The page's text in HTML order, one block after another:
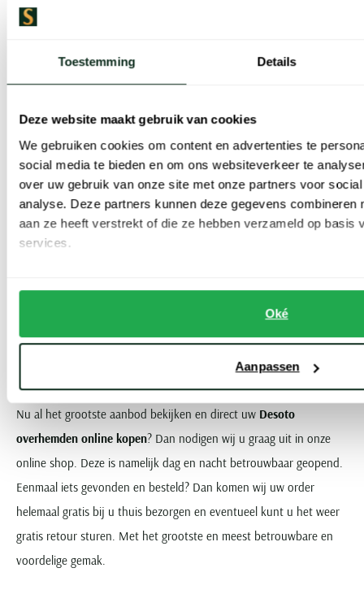
Toestemming Details
Deze website maakt gebruik van cookies
We gebruiken cookies om content en advertenties te
social media te bieden en om ons websiteverkeer te
over uw gebruik van onze site met onze partners voor
analyse. Deze partners kunnen deze gegevens combineren
aan ze heeft verstrekt of die ze hebben verzameld op basis
services.
Oké
Aanpassen
samenkomt met de
ongeëvenaarde luxe van
strijkvrij jersey katoen.
Ook een Desoto overhemd bestellen?
Natuurlijk wilt u ook wel eens kennismaken met de unieke
Nu al het grootste aanbod bekijken en direct uw Desoto
overhemden online kopen? Dan nodigen wij u graag uit in onze
online shop. Deze is namelijk dag en nacht betrouwbaar geopend.
Eenmaal iets gevonden en besteld? Dan komen wij uw order
helemaal gratis bij u thuis bezorgen en eventueel kunt u het weer
gratis retour sturen. Met het grootste en meest betrouwbare en
voordelige gemak.